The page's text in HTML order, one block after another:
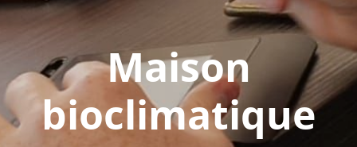
Maison
bioclimatique